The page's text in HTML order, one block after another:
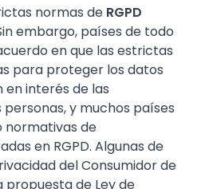
normas de RGPD
embargo, países de todo
en que las estrictas
para proteger los datos
interés de las
y muchos países
normativas de
en RGPD. Algunas de
del Consumidor de
propuesta de Ley de